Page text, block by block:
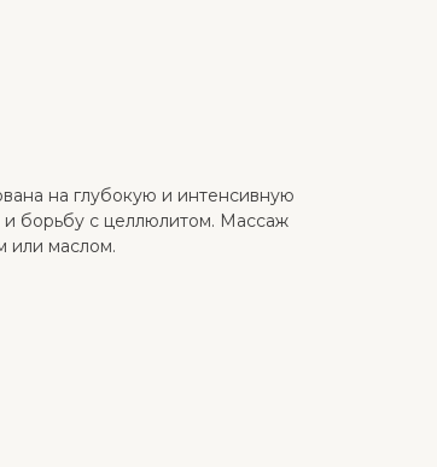
на глубокую и интенсивную
борьбу с целлюлитом. Массаж
или маслом.